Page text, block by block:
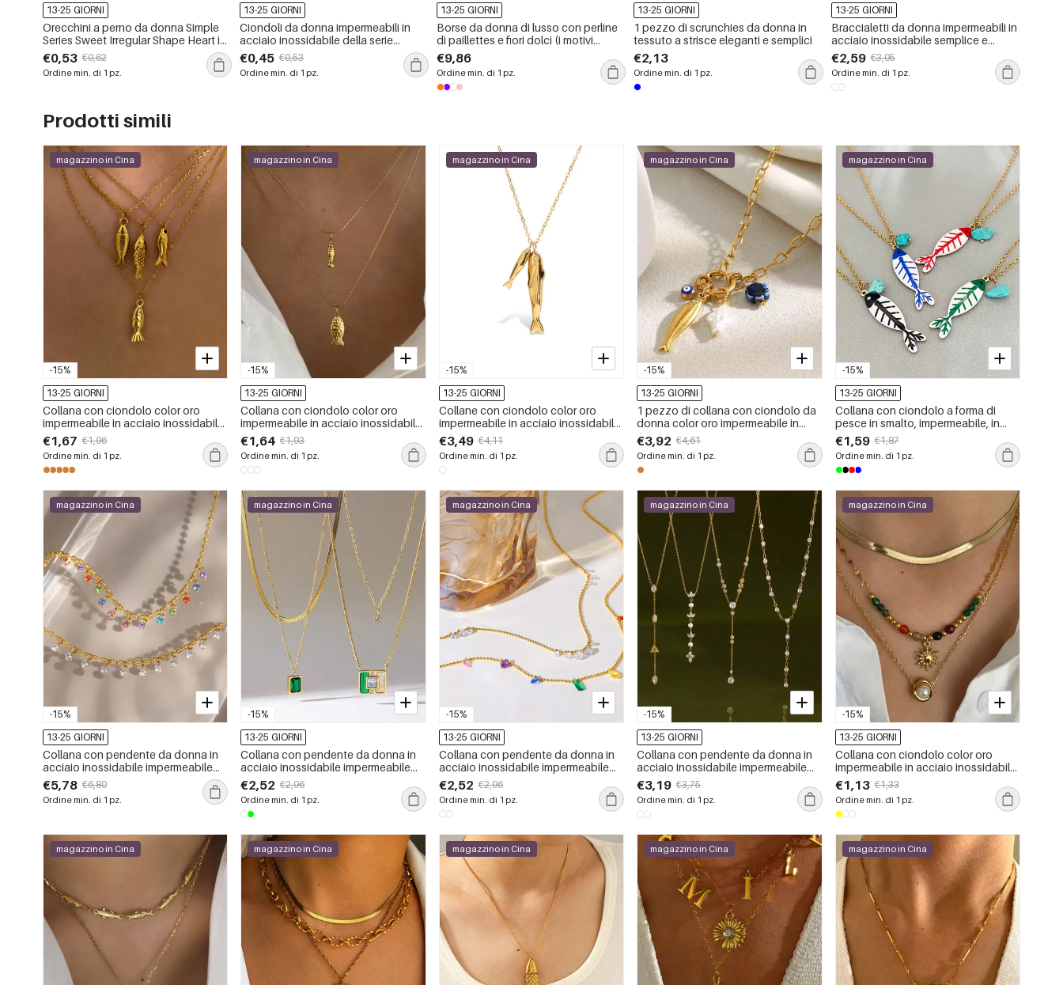
13-25 GIORNI
Orecchini a perno da donna Simple
Series Sweet Irregular Shape Heart in
acciaio inossidabile, impermeabili,
color oro.
€0,53 €0,62
Ordine min. di 1 pz.
13-25 GIORNI
Ciondoli da donna impermeabili in
acciaio inossidabile della serie
Simple, fai da te, con numeri.
€0,45 €0,53
Ordine min. di 1 pz.
13-25 GIORNI
Borse da donna di lusso con perline
di paillettes e fiori dolci (i motivi
floreali sono tagliati in modo casuale)
€9,86
Ordine min. di 1 pz.
13-25 GIORNI
1 pezzo di scrunchies da donna in
tessuto a strisce eleganti e semplici
€2,13
Ordine min. di 1 pz.
13-25 GIORNI
Braccialetti da donna impermeabili in
acciaio inossidabile semplice e
colorato, 1 pezzo
€2,59 €3,05
Ordine min. di 1 pz.
Prodotti simili
-15%
magazzino in Cina
13-25 GIORNI
Collana con ciondolo color oro
impermeabile in acciaio inossidabile
a forma di pesce, 1 pezzo
€1,67 €1,96
Ordine min. di 1 pz.
-15%
magazzino in Cina
13-25 GIORNI
Collana con ciondolo color oro
impermeabile in acciaio inossidabile
a forma di pesce, 1 pezzo
€1,64 €1,93
Ordine min. di 1 pz.
-15%
magazzino in Cina
13-25 GIORNI
Collane con ciondolo color oro
impermeabile in acciaio inossidabile
a forma di pesce
€3,49 €4,11
Ordine min. di 1 pz.
-15%
magazzino in Cina
13-25 GIORNI
1 pezzo di collana con ciondolo da
donna color oro impermeabile in
acciaio inossidabile a forma di
pesce stravagante
€3,92 €4,61
Ordine min. di 1 pz.
-15%
magazzino in Cina
13-25 GIORNI
Collana con ciondolo a forma di
pesce in smalto, impermeabile, in
acciaio inossidabile color oro, per
donna, ideale per le vacanze.
€1,59 €1,87
Ordine min. di 1 pz.
-15%
magazzino in Cina
13-25 GIORNI
Collana con pendente da donna in
acciaio inossidabile impermeabile
color oro con zirconi
€5,78 €6,80
Ordine min. di 1 pz.
-15%
magazzino in Cina
13-25 GIORNI
Collana con pendente da donna in
acciaio inossidabile impermeabile
color oro con zirconi
€2,52 €2,96
Ordine min. di 1 pz.
-15%
magazzino in Cina
13-25 GIORNI
Collana con pendente da donna in
acciaio inossidabile impermeabile
color oro con zirconi
€2,52 €2,96
Ordine min. di 1 pz.
-15%
magazzino in Cina
13-25 GIORNI
Collana con pendente da donna in
acciaio inossidabile impermeabile
color oro con zirconi
€3,19 €3,75
Ordine min. di 1 pz.
-15%
magazzino in Cina
13-25 GIORNI
Collana con ciondolo color oro
impermeabile in acciaio inossidabile
da 1 pezzo
€1,13 €1,33
Ordine min. di 1 pz.
magazzino in Cina magazzino in Cina magazzino in Cina magazzino in Cina magazzino in Cina